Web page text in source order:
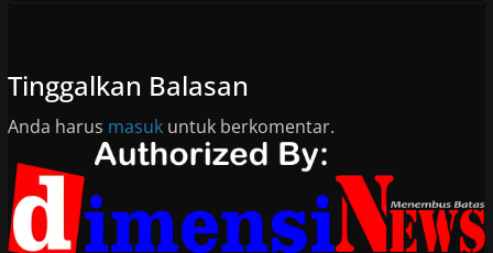
Tinggalkan Balasan
Anda harus masukuntuk berkomentar.